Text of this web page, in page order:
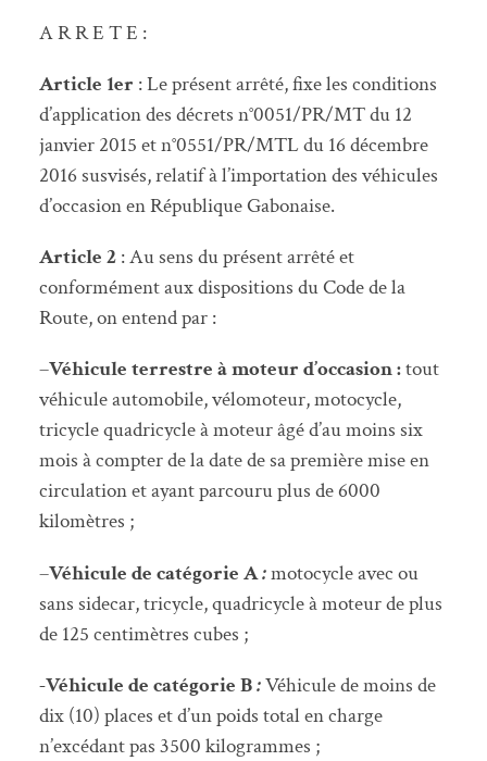
A R R E T E :
Article 1er : Le présent arrêté, fixe les conditions
d’application des décrets n°0051/PR/MT du 12
janvier 2015 et n°0551/PR/MTL du 16 décembre
2016 susvisés, relatif à l’importation des véhicules
d’occasion en République Gabonaise.
Article 2: Au sens du présent arrêté et
conformément aux dispositions du Code de la
Route, on entend par :
–Véhicule terrestre à moteur d’occasion:tout
véhicule automobile, vélomoteur, motocycle,
tricycle quadricycle à moteur âgé d’au moins six
mois à compter de la date de sa première mise en
circulation et ayant parcouru plus de 6000
kilomètres ;
–Véhicule de catégorie A:motocycle avec ou
sans sidecar, tricycle, quadricycle à moteur de plus
de 125 centimètres cubes ;
-Véhicule de catégorie B:Véhicule de moins de
dix (10) places et d’un poids total en charge
n’excédant pas 3500 kilogrammes ;